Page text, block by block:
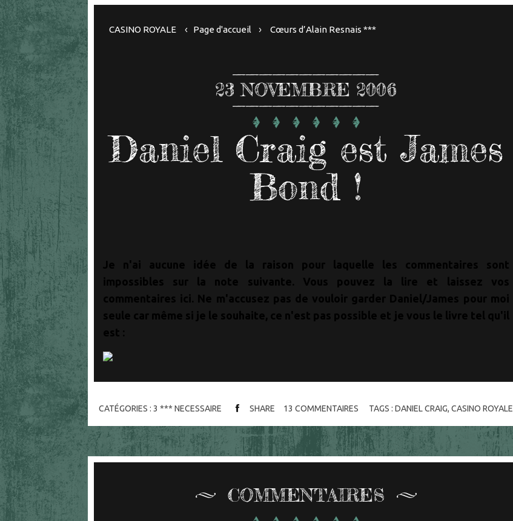
CASINO ROYALE Page d'accueil Cœurs d’Alain Resnais ***
23 NOVEMBRE 2006
Daniel Craig est James
Bond !
CATÉGORIES :3 *** NECESSAIRE SHARE 13 COMMENTAIRES TAGS :DANIEL CRAIG,CASINO ROYALE
COMMENTAIRES